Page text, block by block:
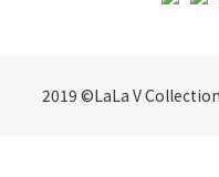
2019 ©LaLa V